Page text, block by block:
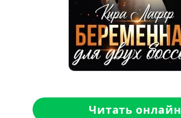
Читать онлайн